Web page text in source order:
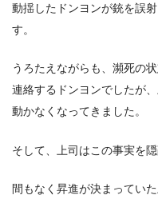
動揺したドンヨンが銃を誤
す。
うろたえながらも、瀕死の
連絡するドンヨンでしたが
動かなくなってきました。
そして、上司はこの事実を
間もなく昇進が決まってい